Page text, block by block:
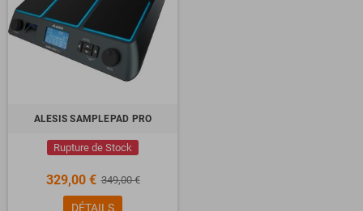
ALESIS SAMPLEPAD PRO
Rupture de Stock
329,00 € 349,00 €
DÉTAILS